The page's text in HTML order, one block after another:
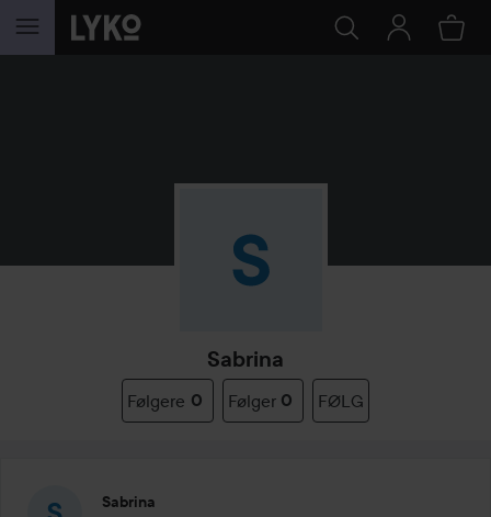
GÅ TIL INNHOLD
Sabrina
Følgere 0 Følger 0 FØLG
Sabrina